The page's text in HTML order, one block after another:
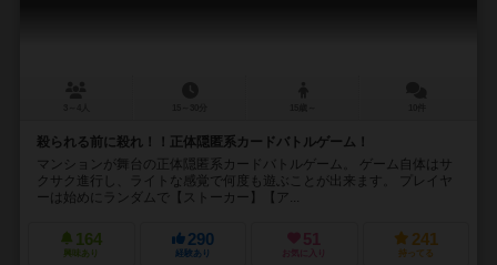
殺られる前に殺れ！！正体隠匿系カードバトルゲーム！
マンションが舞台の正体隠匿系カードバトルゲーム。 ゲーム自体はサ
クサク進行し、ライトな感覚で何度も遊ぶことが出来ます。 プレイヤ
ーは始めにランダムで【ストーカー】【ア...
164
興味あり
290
経験あり
51
お気に入り
241
持ってる